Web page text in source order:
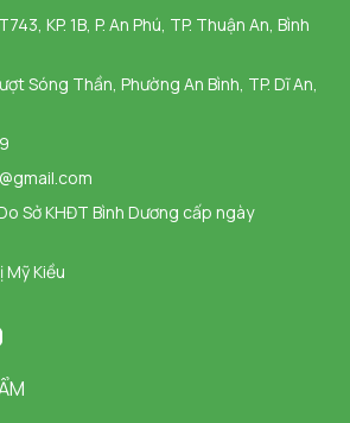
KP. 1B, P. An Phú, TP. Thuận An, Bình
Sóng Thần, Phường An Bình, TP. Dĩ An,
Sở KHĐT Bình Dương cấp ngày
Kiều